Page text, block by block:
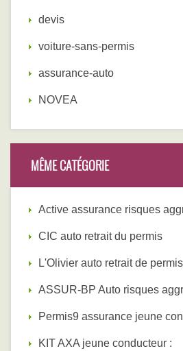
devis
voiture-sans-permis
assurance-auto
NOVEA
MÊME CATÉGORIE
Active assurance risques
CIC auto retrait du permis
L'Olivier auto retrait de permis
ASSUR-BP Auto risques
Permis9 assurance jeune
KIT AXA jeune conducteur :